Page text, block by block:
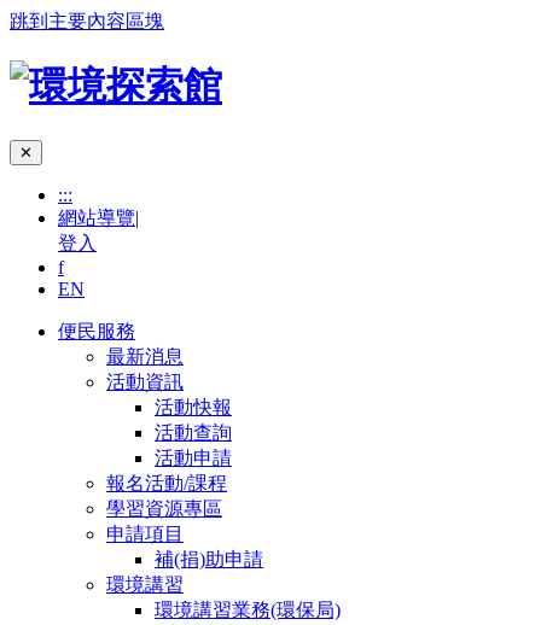
跳到主要內容區塊
✕
:::
網站導覽|
登入
f
EN
便民服務
最新消息
活動資訊
活動快報
活動查詢
活動申請
報名活動/課程
學習資源專區
申請項目
補(捐)助申請
環境講習
環境講習業務(環保局)